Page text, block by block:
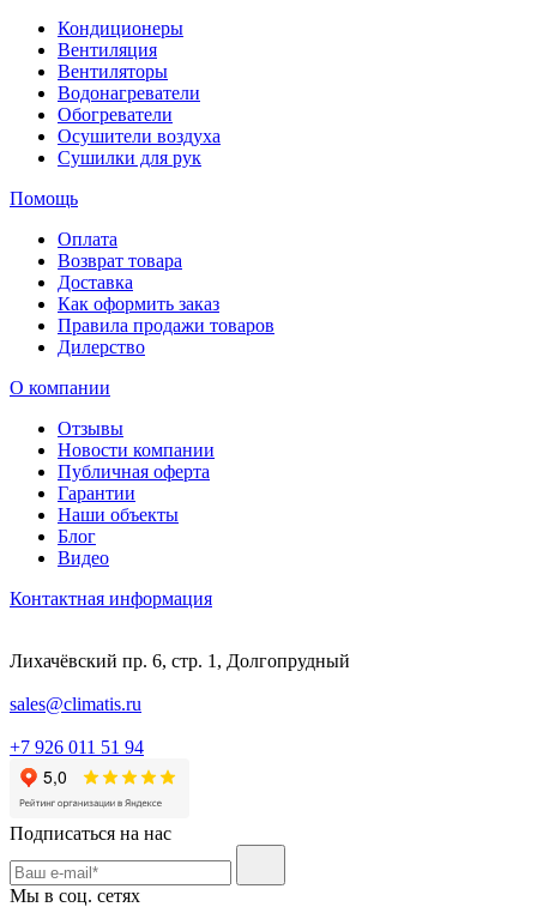
Кондиционеры
Вентиляция
Вентиляторы
Водонагреватели
Обогреватели
Осушители воздуха
Сушилки для рук
Помощь
Оплата
Возврат товара
Доставка
Как оформить заказ
Правила продажи товаров
Дилерство
О компании
Отзывы
Новости компании
Публичная оферта
Гарантии
Наши объекты
Блог
Видео
Контактная информация
Лихачёвский пр. 6, стр. 1, Долгопрудный
sales@climatis.ru
+7 926 011 51 94
Подписаться на нас
Мы в соц. сетях